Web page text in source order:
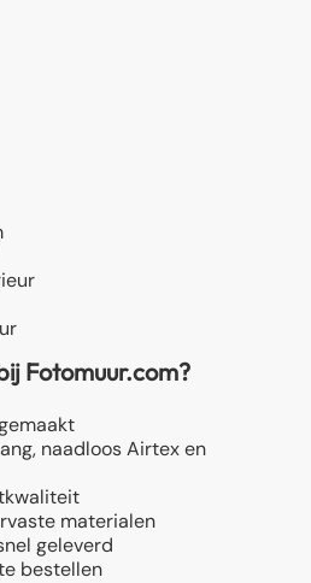
Fotomuur.com?
naadloos Airtex en
materialen
geleverd
bestellen